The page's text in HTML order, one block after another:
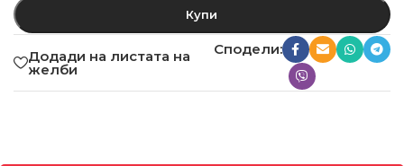
Купи
Додади на листата на
желби
Сподели: